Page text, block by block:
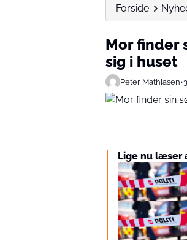
Forside
Mor finder
sig i huset
Peter Mathiasen•
Lige nu læser